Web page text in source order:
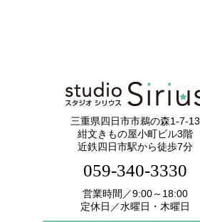
三重県四日市市鵜の森1-7-13
紺文きもの屋小町ビル3階
近鉄四日市駅から徒歩7分
059-340-3330
営業時間／9:00～18:00
定休日／水曜日・木曜日